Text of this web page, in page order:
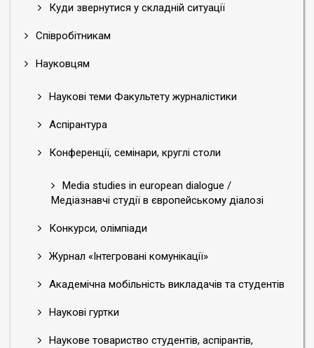
Куди звернутися у складній ситуації
Співробітникам
Науковцям
Наукові теми Факультету журналістики
Аспірантура
Конференції, семінари, круглі столи
Media studies in european dialogue /
Медіазнавчі студії в європейському діалозі
Конкурси, олімпіади
Журнал «Інтегровані комунікації»
Академічна мобільність викладачів та студентів
Наукові гуртки
Наукове товариство студентів, аспірантів,